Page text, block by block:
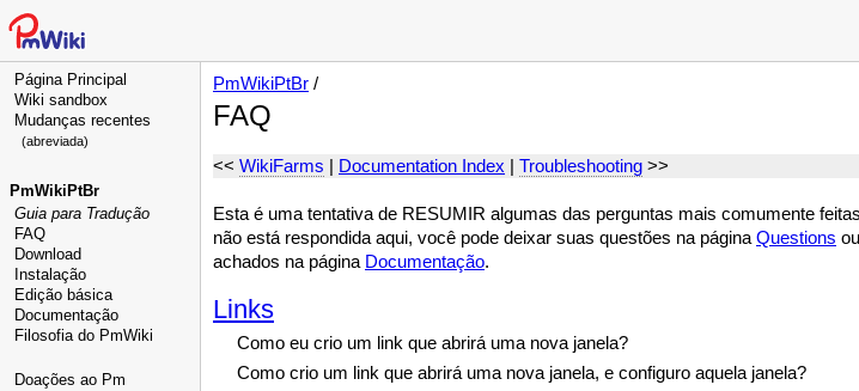
Página Principal
Wiki sandbox
Mudanças recentes
(abreviada)
PmWikiPtBr
Guia para Tradução
FAQ
Download
Instalação
Edição básica
Documentação
Filosofia do PmWiki
Doações ao Pm
PmWikiPtBr /
FAQ
<< WikiFarms | Documentation Index | Troubleshooting >>
Esta é uma tentativa de RESUMIR algumas das perguntas mais comumente
não está respondida aqui, você pode deixar suas questões na página Questions
achados na página Documentação.
Links
Como eu crio um link que abrirá uma nova janela?
Como crio um link que abrirá uma nova janela, e configuro aquela janela?